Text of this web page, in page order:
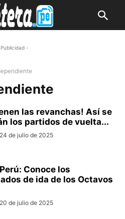
-
las revanchas! Así se
los partidos de vuelta...
24 de julio de 2025
Conoce los
de ida de los Octavos
20 de julio de 2025